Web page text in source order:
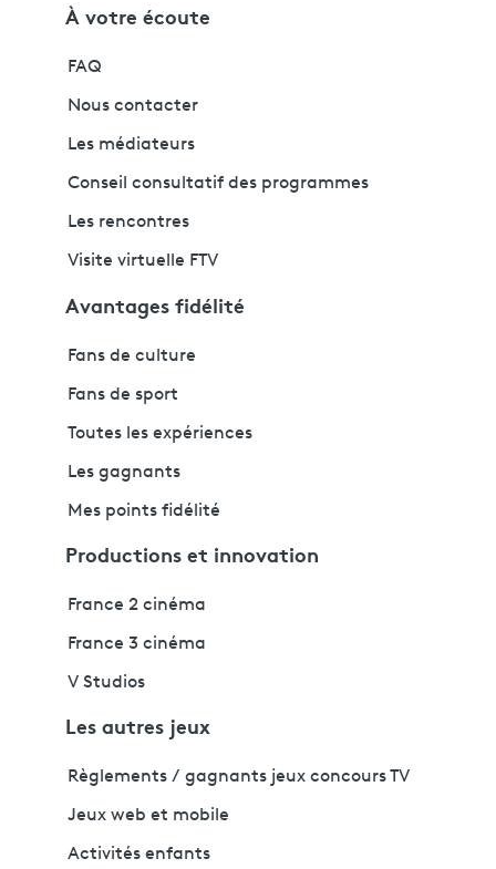
À votre écoute
FAQ
Nous contacter
Les médiateurs
Conseil consultatif des programmes
Les rencontres
Visite virtuelle FTV
Avantages fidélité
Fans de culture
Fans de sport
Toutes les expériences
Les gagnants
Mes points fidélité
Productions et innovation
France 2 cinéma
France 3 cinéma
V Studios
Les autres jeux
Règlements / gagnants jeux concours TV
Jeux web et mobile
Activités enfants